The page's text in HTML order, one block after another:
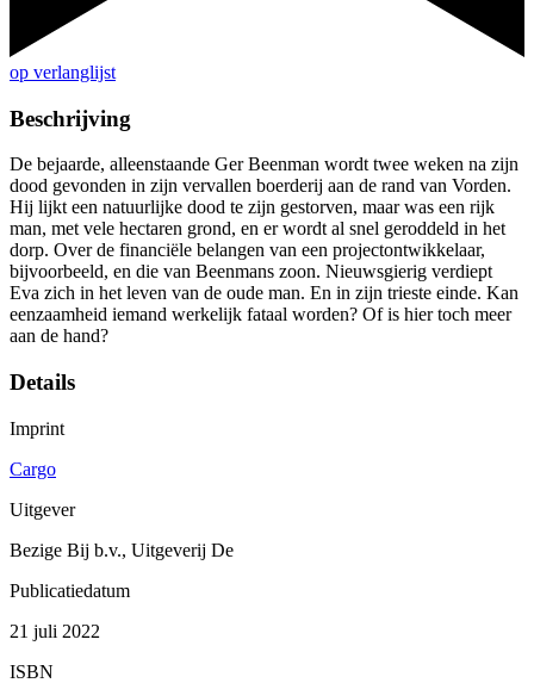
op verlanglijst
Beschrijving
De bejaarde, alleenstaande Ger Beenman wordt twee weken na zijn
dood gevonden in zijn vervallen boerderij aan de rand van Vorden.
Hij lijkt een natuurlijke dood te zijn gestorven, maar was een rijk
man, met vele hectaren grond, en er wordt al snel geroddeld in het
dorp. Over de financiële belangen van een projectontwikkelaar,
bijvoorbeeld, en die van Beenmans zoon. Nieuwsgierig verdiept
Eva zich in het leven van de oude man. En in zijn trieste einde. Kan
eenzaamheid iemand werkelijk fataal worden? Of is hier toch meer
aan de hand?
Details
Imprint
Cargo
Uitgever
Bezige Bij b.v., Uitgeverij De
Publicatiedatum
21 juli 2022
ISBN